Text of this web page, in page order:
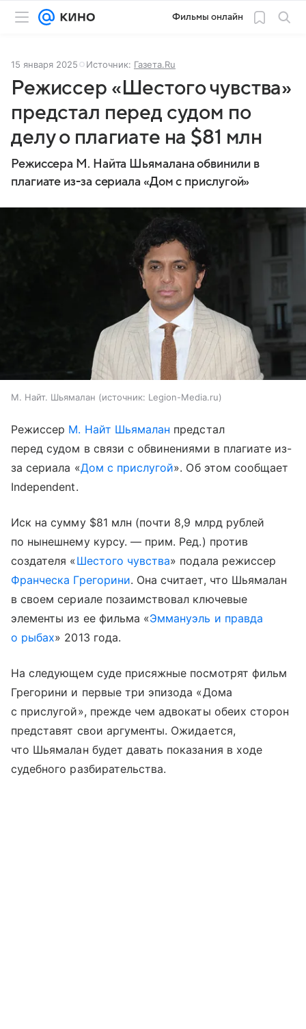
Фильмы онлайн
15 января 2025 Источник: Газета.Ru
Режиссер «Шестого чувства»
предстал перед судом по
делу о плагиате на $81 млн
Режиссера М. Найта Шьямалана обвинили в
плагиате из-за сериала «Дом с прислугой»
М. Найт. Шьямалан источник: Legion-Media.ru
Режиссер М. Найт Шьямалан предстал
перед судом в связи с обвинениями в плагиате из-
за сериала «Дом с прислугой». Об этом сообщает
Independent.
Иск на сумму $81 млн (почти 8,9 млрд рублей
по нынешнему курсу. — прим. Ред.) против
создателя «Шестого чувства» подала режиссер
Франческа Грегорини. Она считает, что Шьямалан
в своем сериале позаимствовал ключевые
элементы из ее фильма «Эммануэль и правда
о рыбах» 2013 года.
На следующем суде присяжные посмотрят фильм
Грегорини и первые три эпизода «Дома
с прислугой», прежде чем адвокаты обеих сторон
представят свои аргументы. Ожидается,
что Шьямалан будет давать показания в ходе
судебного разбирательства.